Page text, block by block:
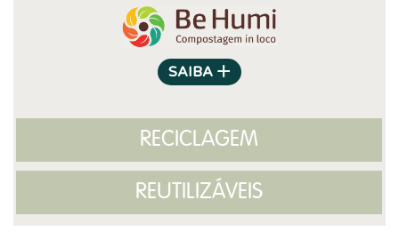
SAIBA +
RECICLAGEM
REUTILIZÁVEIS